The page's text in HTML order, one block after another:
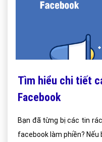
Tìm hiểu chi tiết
Facebook
Bạn đã từng bị các tin
facebook làm phiền? Nếu